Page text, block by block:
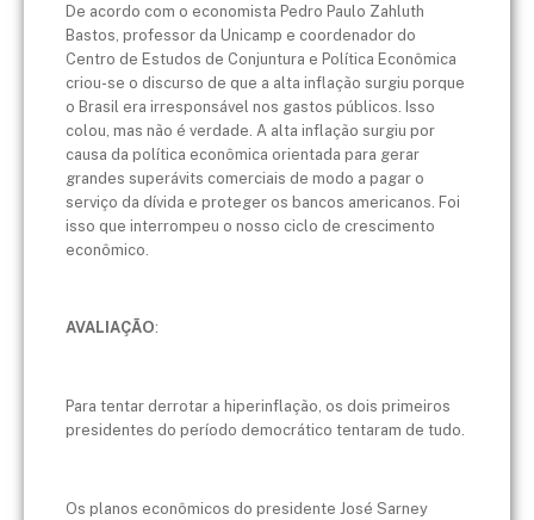
De acordo com o economista Pedro Paulo Zahluth
Bastos, professor da Unicamp e coordenador do
Centro de Estudos de Conjuntura e Política Econômica
criou-se o discurso de que a alta inflação surgiu porque
o Brasil era irresponsável nos gastos públicos. Isso
colou, mas não é verdade. A alta inflação surgiu por
causa da política econômica orientada para gerar
grandes superávits comerciais de modo a pagar o
serviço da dívida e proteger os bancos americanos. Foi
isso que interrompeu o nosso ciclo de crescimento
econômico.
AVALIAÇÃO:
Para tentar derrotar a hiperinflação, os dois primeiros
presidentes do período democrático tentaram de tudo.
Os planos econômicos do presidente José Sarney